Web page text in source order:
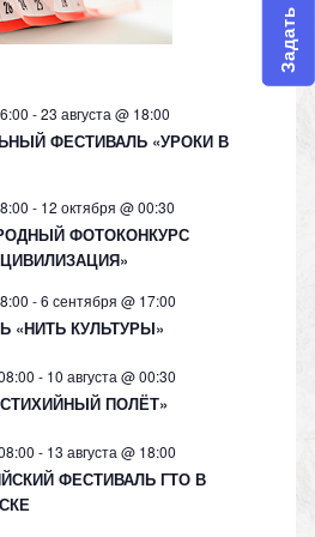
-23 августа @ 18:00
ФЕСТИВАЛЬ «УРОКИ В
- 12 октября @ 00:30
ФОТОКОНКУРС
-6 сентября @ 17:00
«НИТЬ КУЛЬТУРЫ»
- 10 августа @ 00:30
ПОЛЁТ»
- 13 августа @ 18:00
ФЕСТИВАЛЬ ГТО В